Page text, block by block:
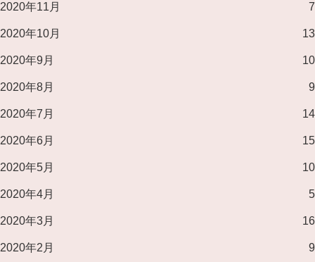
2020年11月 7
2020年10月 13
2020年9月 10
2020年8月 9
2020年7月 14
2020年6月 15
2020年5月 10
2020年4月 5
2020年3月 16
2020年2月 9